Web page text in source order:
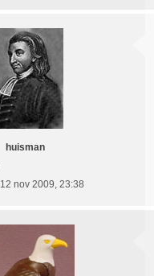
huisman
12 nov 2009, 23:38